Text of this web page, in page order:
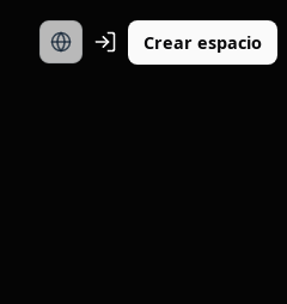
Crear espacio